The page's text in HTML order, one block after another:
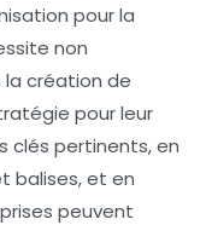
pour la
non
création de
pour leur
clés pertinents, en
balises, et en
peuvent